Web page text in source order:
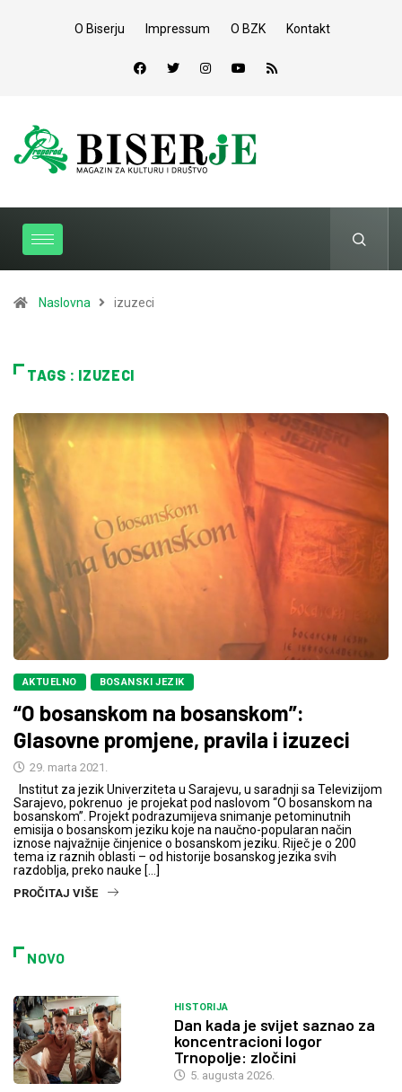
O Biserju Impressum O BZK Kontakt
Naslovna izuzeci
TAGS : IZUZECI
AKTUELNO BOSANSKI JEZIK
“O bosanskom na bosanskom”:
Glasovne promjene, pravila i izuzeci
29. marta 2021.
Institut za jezik Univerziteta u Sarajevu, u saradnji sa Televizijom
Sarajevo, pokrenuo je projekat pod naslovom “O bosanskom na
bosanskom”. Projekt podrazumijeva snimanje petominutnih
emisija o bosanskom jeziku koje na naučno-popularan način
iznose najvažnije činjenice o bosanskom jeziku. Riječ je o 200
tema iz raznih oblasti – od historije bosanskog jezika svih
razdoblja, preko nauke […]
PROČITAJ VIŠE
NOVO
HISTORIJA
Dan kada je svijet saznao za
koncentracioni logor
Trnopolje: zločini
5. augusta 2026.